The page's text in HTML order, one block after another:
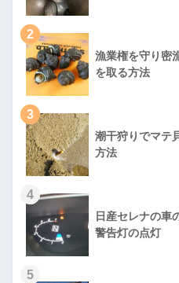
2
漁業権を守り密
を取る方法
3
潮干狩りでマテ
方法
4
日産セレナの
警告灯の点灯
5